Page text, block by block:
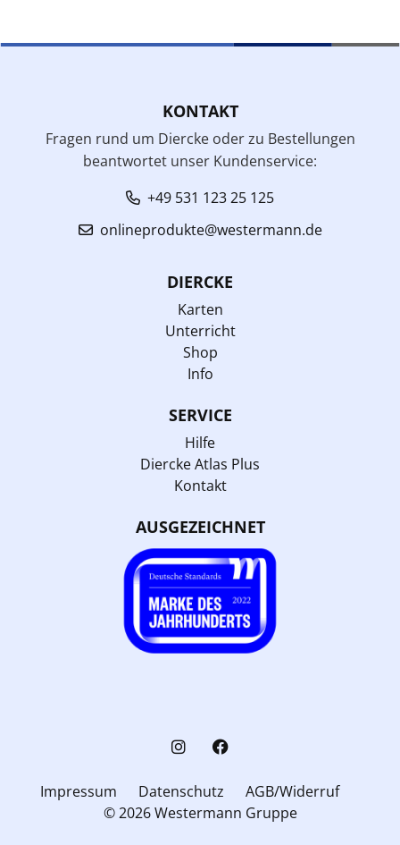
KONTAKT
Fragen rund um Diercke oder zu Bestellungen
beantwortet unser Kundenservice:
+49 531 123 25 125
onlineprodukte@westermann.de
DIERCKE
Karten
Unterricht
Shop
Info
SERVICE
Hilfe
Diercke Atlas Plus
Kontakt
AUSGEZEICHNET
Impressum Datenschutz
AGB/Widerruf
© 2026 Westermann Gruppe